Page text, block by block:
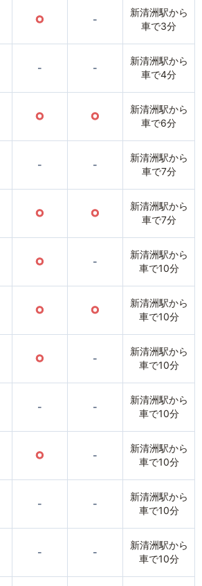
○ -
新清洲駅から
車で3分
- -
新清洲駅から
車で4分
○ ○
新清洲駅から
車で6分
- -
新清洲駅から
車で7分
○ ○
新清洲駅から
車で7分
○ -
新清洲駅から
車で10分
○ ○
新清洲駅から
車で10分
○ -
新清洲駅から
車で10分
- -
新清洲駅から
車で10分
○ -
新清洲駅から
車で10分
- -
新清洲駅から
車で10分
- -
新清洲駅から
車で10分